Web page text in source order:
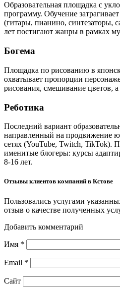
Образовательная площадка с
программу. Обучение
(гитары, пианино, синтезаторы,
лет постигают жанры в рамках
Богема
Площадка по рисованию в
охватывает пропорции
рисования, смешивание цветов,
Реботика
Последний вариант
направленный на продвижение
сетях (YouTube, Twitch, TikTok).
именитые блогеры: курсы
8-16 лет.
Отзывы клиентов компаний в Кстове
Пользовались услугами
отзыв о качестве полученных
Добавить комментарий
Имя *
Email *
Сайт